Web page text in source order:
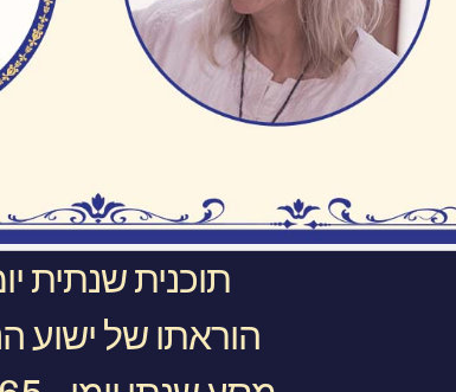
תוכנית שנתית
הוראתו של ישוע